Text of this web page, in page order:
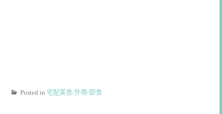
Posted in 宅配美食/外帶/即食